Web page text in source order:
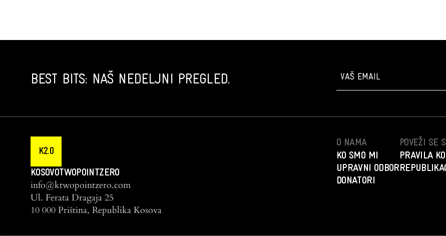
BEST BITS: NAŠ NEDELJNI PREGLED.
K2.0
KOSOVOTWOPOINTZERO
info@ktwopointzero.com
Ul. Ferata Dragaja 25
10 000 Priština, Republika Kosova
O NAMA
KO SMO MI
UPRAVNI ODBOR
DONATORI
POVEŽI SE
PRAVILA